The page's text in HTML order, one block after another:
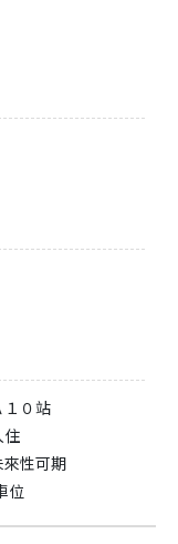
０站
住
性可期
位